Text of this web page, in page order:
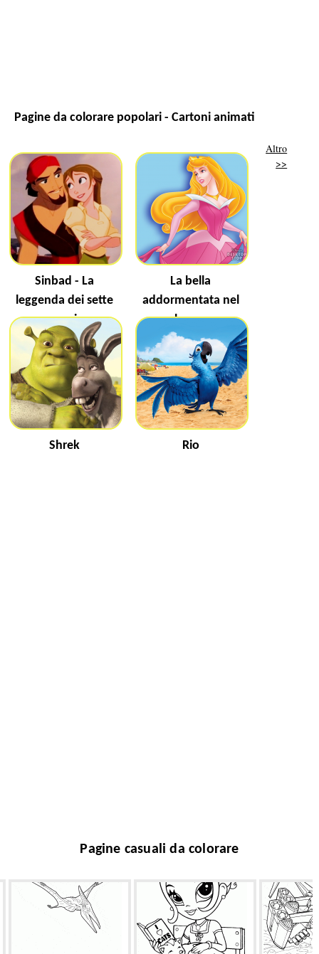
Pagine da colorare popolari - Cartoni animati
Sinbad - La
leggenda dei sette
mari
La bella
addormentata nel
bosco
Shrek Rio
Altro
>>
Pagine casuali da colorare